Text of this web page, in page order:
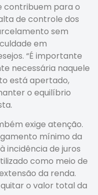
contribuem para o
de controle dos
sem
em
“É importante
necessária naquele
está apertado,
o equilíbrio
exige atenção.
mínimo da
incidência de juros
como meio de
da renda.
o valor total da